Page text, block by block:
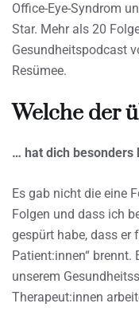
Office-Eye-Syndrom
Star. Mehr als 20
Gesundheitspodcast
Resümee.
Welche der
… hat dich besonders
Es gab nicht die eine
Folgen und dass ich
gespürt habe, dass er
Patient:innen“ brennt.
unserem
Therapeut:innen